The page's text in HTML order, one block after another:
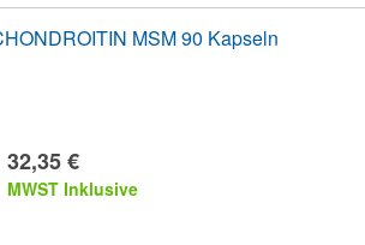
MSM 90 Kapseln
32,35 €
MWST Inklusive